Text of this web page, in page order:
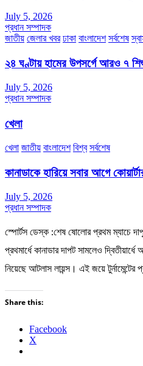
July 5, 2026
প্রধান সম্পাদক
জাতীয় জেলার খবর ঢাকা বাংলাদেশ সর্বশেষ
২৪ ঘণ্টায় হামের উপসর্গে আরও ৭
July 5, 2026
প্রধান সম্পাদক
খেলা
খেলা জাতীয় বাংলাদেশ বিশ্ব সর্বশেষ
কানাডাকে হারিয়ে সবার আগে
July 5, 2026
প্রধান সম্পাদক
স্পোর্টস ডেস্ক :শেষ ষোলোর প্রথম ম্যাচে
প্রথমার্ধে কানাডার দাপট সামলেও
নিয়েছে আটলাস লায়ন্স। এই জয়ে টুর্নামেন্টের
Share this:
Facebook
X